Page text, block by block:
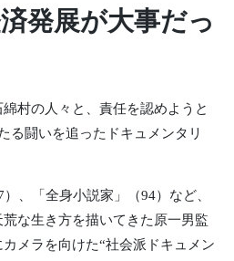
発展が大事だっ
村の人々と、責任を認めようと
る闘いを追ったドキュメンタリ
、「全身小説家」（94）など、
な生き方を描いてきた原一男監
メラを向けた“社会派ドキュメン